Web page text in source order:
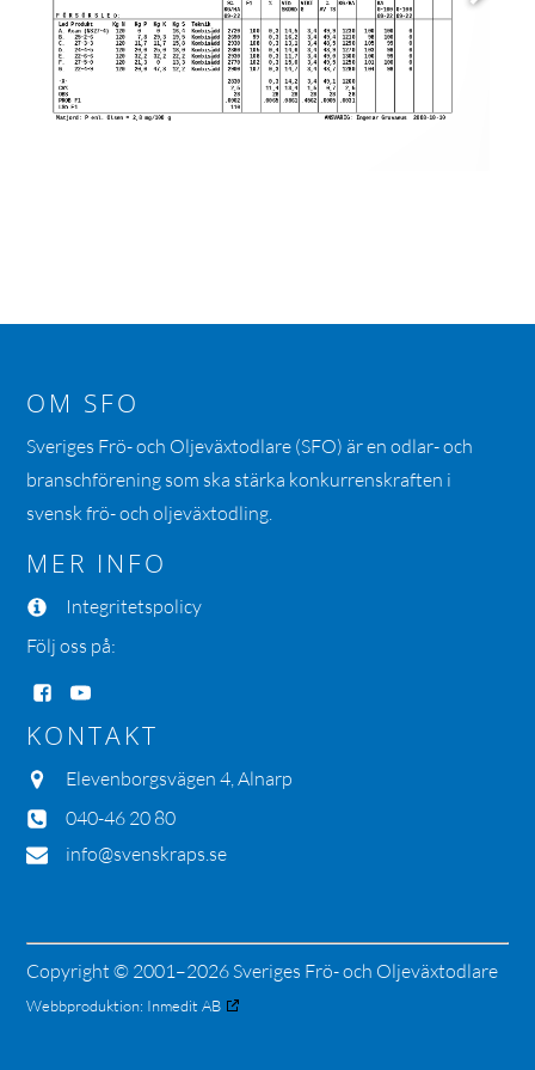
OM SFO
Sveriges Frö- och Oljeväxtodlare (SFO) är en odlar- och
branschförening som ska stärka konkurrenskraften i
svensk frö- och oljeväxtodling.
MER INFO
Integritetspolicy
Följ oss på:
KONTAKT
Elevenborgsvägen 4, Alnarp
040-46 20 80
info@svenskraps.se
Copyright © 2001–2026 Sveriges Frö- och Oljeväxtodlare
Webbproduktion: Inmedit AB